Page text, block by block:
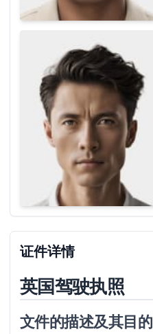
证件详情
英国驾驶执照
文件的描述及其目的